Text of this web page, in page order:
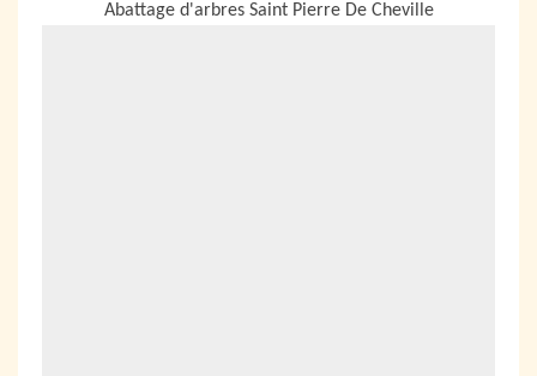
Abattage d'arbres Saint Pierre De Cheville